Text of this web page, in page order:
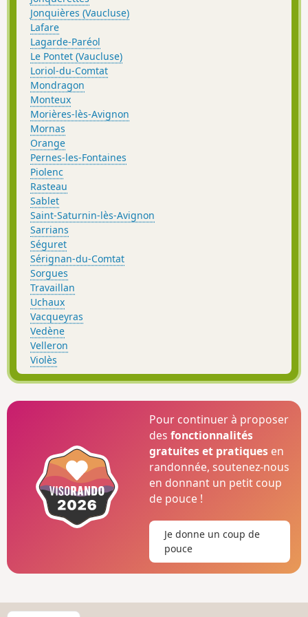
Jonquières (Vaucluse)
Lafare
Lagarde-Paréol
Le Pontet (Vaucluse)
Loriol-du-Comtat
Mondragon
Monteux
Morières-lès-Avignon
Mornas
Orange
Pernes-les-Fontaines
Piolenc
Rasteau
Sablet
Saint-Saturnin-lès-Avignon
Sarrians
Séguret
Sérignan-du-Comtat
Sorgues
Travaillan
Uchaux
Vacqueyras
Vedène
Velleron
Violès
Pour continuer à proposer
desfonctionnalités
gratuites et pratiques en
randonnée, soutenez-nous
en donnant un petit coup
de pouce !
Je donne un coup de
pouce